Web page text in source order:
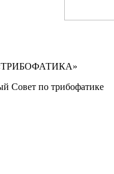
«ТРИБОФАТИКА»
Совет по трибофатике